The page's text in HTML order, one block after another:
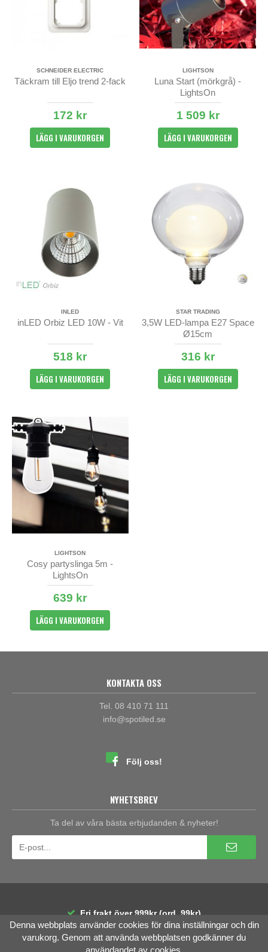
SCHNEIDER ELECTRIC
Täckram till Eljo trend 2-fack
172 kr
LÄGG I VARUKORGEN
LIGHTSON
Luna Start (mörkgrå) -
LightsOn
1 509 kr
LÄGG I VARUKORGEN
INLED
inLED Orbiz LED 10W - Vit
518 kr
LÄGG I VARUKORGEN
STAR TRADING
3,5W LED-lampa E27 Space
Ø15cm
316 kr
LÄGG I VARUKORGEN
LIGHTSON
Cosy partyslinga 5m -
LightsOn
639 kr
LÄGG I VARUKORGEN
KONTAKTA OSS
Tel. 08 410 71 111
info@spotiled.se
Följ oss!
NYHETSBREV
Ta del av våra bästa erbjudanden & nyheter!
Fri frakt över 999kr (ord. 99kr)
30 dagars öppet köp
Räntefri delbetalning
Denna webbplats använder cookies för dina inställningar och din
varukorg. Genom att använda webbplatsen godkänner du
användandet av cookies.